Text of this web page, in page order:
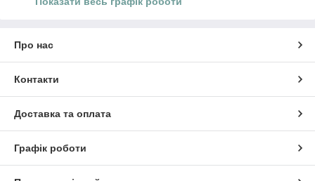
Про нас
Контакти
Доставка та оплата
Графік роботи